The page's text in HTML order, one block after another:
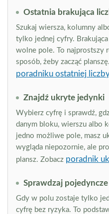
Ostatnia brakująca
Szukaj wiersza, kolumny
tylko jednej cyfry.
wolne pole. To najprostszy
sposób, żeby zacząć
poradniku ostatniej
Znajdź ukryte jedynki
Wybierz cyfrę i sprawdź,
danym bloku, wierszu albo
jedno możliwe pole, masz
wygląda niepozornie, ale
plansz. Zobacz poradnik
Sprawdzaj
Gdy w polu zostaje tylko
cyfrę bez ryzyka. To